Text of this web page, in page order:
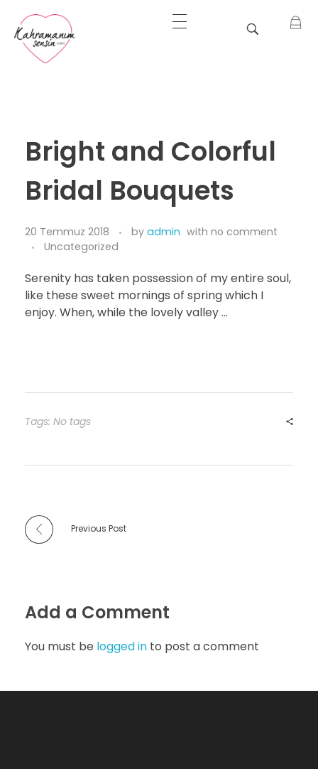
Bright and Colorful
Bridal Bouquets
20 Temmuz 2018 by admin with no comment
Uncategorized
Serenity has taken possession of my entire soul,
like these sweet mornings of spring which I
enjoy. When, while the lovely valley …
Tags: No tags
Previous Post
Add a Comment
You must be logged in to post a comment